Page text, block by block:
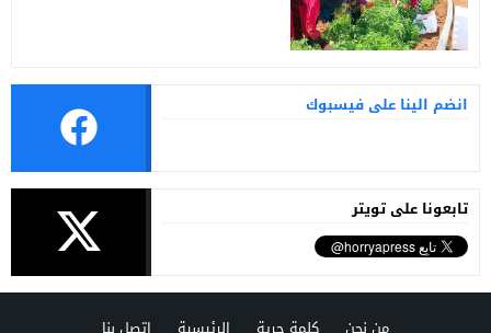
انضم الينا على فيسبوك
تابعونا على تويتر